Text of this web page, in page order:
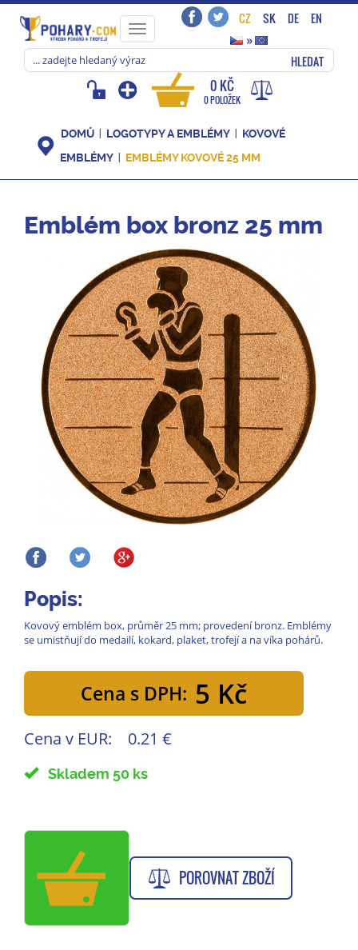
Toggle
navigation
CZ SK DE
EN
»
HLEDAT
0 KČ
0 POLOŽEK
DOMŮ LOGOTYPY A EMBLÉMY
KOVOVÉ
EMBLÉMY
EMBLÉMY KOVOVÉ 25 MM
Emblém box bronz 25 mm
Popis:
Kovový emblém box, průměr 25 mm; provedení bronz. Emblémy
se umistňují do medailí, kokard, plaket, trofejí a na víka pohárů.
Cena s DPH: 5 Kč
Cena v EUR: 0.21 €
Skladem 50 ks
POROVNAT ZBOŽÍ